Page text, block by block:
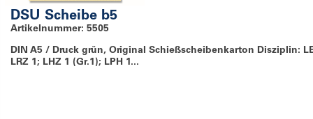
DSU Scheibe b5
Artikelnummer: 5505
DIN A5 / Druck grün, Original Schießscheibenkarton Disziplin:
LRZ 1; LHZ 1 (Gr.1); LPH 1...